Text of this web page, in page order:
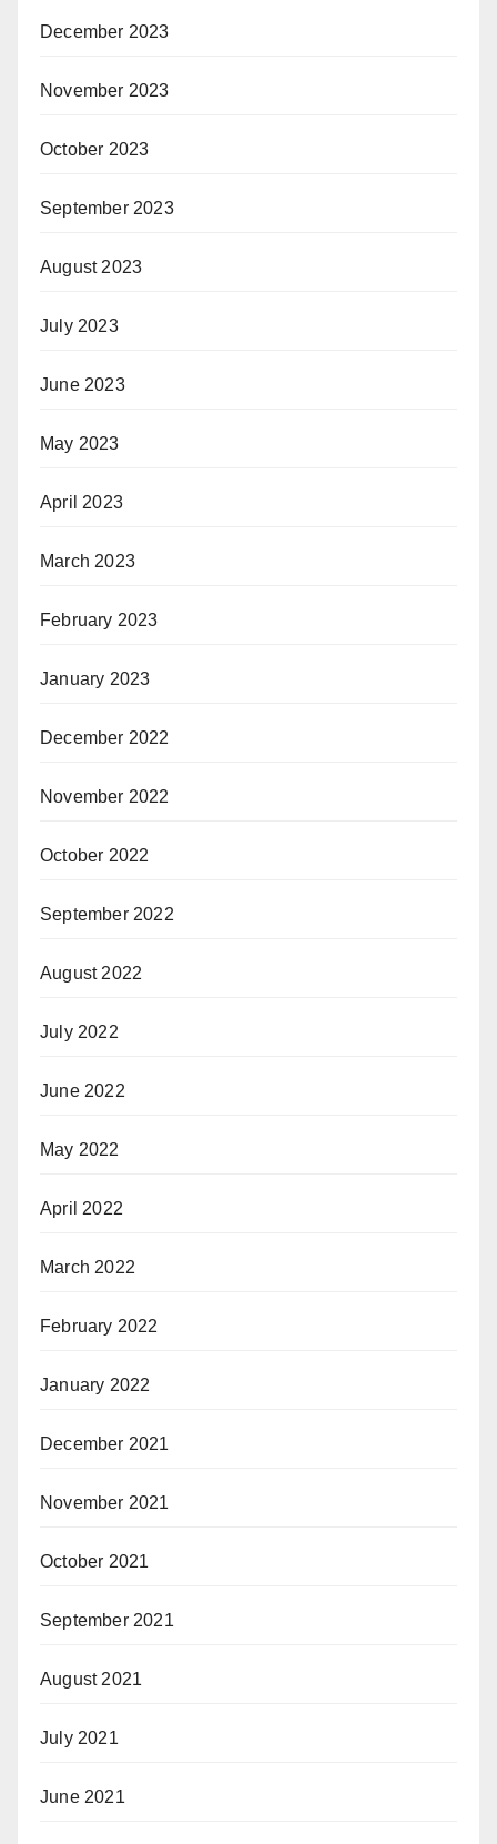
December 2023
November 2023
October 2023
September 2023
August 2023
July 2023
June 2023
May 2023
April 2023
March 2023
February 2023
January 2023
December 2022
November 2022
October 2022
September 2022
August 2022
July 2022
June 2022
May 2022
April 2022
March 2022
February 2022
January 2022
December 2021
November 2021
October 2021
September 2021
August 2021
July 2021
June 2021